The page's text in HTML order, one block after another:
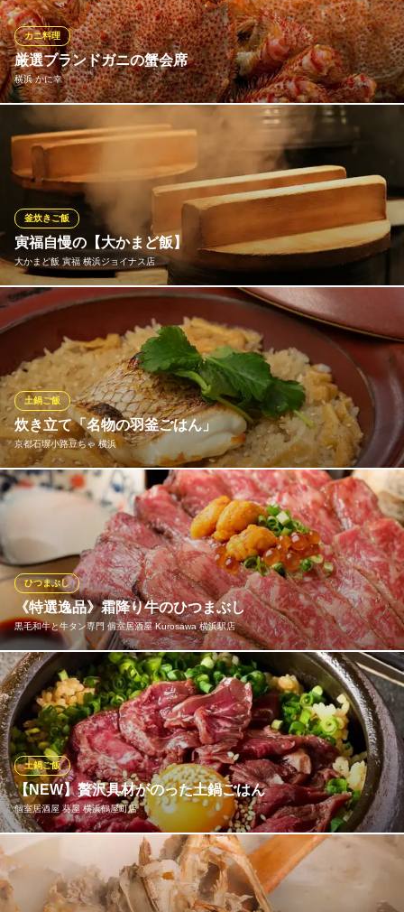
甘くて美味です。 網焼きタラバ(１人前) 4620円(税込）
せんざん 横浜東口三井ビル店
個室宴会・海鮮・かに
ＪＲ横浜駅 徒歩3分
神奈川県横浜市西区高島1-1-2
厳選ブランドガニの蟹会席
横浜 かに幸
カニ料理
厳しい規定をクリアした厳選ブランドガニの蟹会席 独自の厳しい
規定をクリアし水揚げされたブランドガニをその場で調理し提供
いたします。 身が締まった蟹をその場で調理された「かに幸」の
活蟹会席をお楽しみください。
横浜 かに幸
蟹料理専門店
ＪＲ横浜駅 徒歩4分
神奈川県横浜市西区南幸2-6-2 ルミノス横浜ビルB1
寅福自慢の【大かまど飯】
大かまど飯 寅福 横浜ジョイナス店
釜炊きご飯
山間部に流れる豊かな清水。火山灰の堆積のない滋養に富んだ
土。高温多湿で昼夜の気温差が激しい気候。1年を通じ丹精込め稲
に愛情を注ぐ人。美味しいお米を育てる条件を揃えた新潟県長岡
の厳選米。契約店より届く毎日精米仕立の寅福オリジナル米。ほ
んのりと甘く、ふっくらとした柔らかさと上質な粘りをご賞味下
さい。
大かまど飯 寅福 横浜ジョイナス店
和食と日本酒ダイニング
ＪＲ横浜駅西口 徒歩1分
神奈川県横浜市西区南幸1-5-1 相鉄ジョイナスB2
炊き立て「名物の羽釜ごはん」
京都石塀小路豆ちゃ 横浜
土鍋ご飯
名物の羽釜ごはんはご注文いただいてから30～40分ほどかけてじ
っくり炊き上げます。 定番の鯛と三つ葉の羽釜ごはんやそのとき
のおいしい食材を使用した季節羽釜までご用意しています。
京都石塀小路豆ちゃ 横浜
和食 お祝い 二次会
ＪＲ横浜駅東口 徒歩1分
神奈川県横浜市西区高島2-16-1 ルミネ横浜店7F
《特選逸品》霜降り牛のひつまぶし
黒毛和牛と牛タン専門 個室居酒屋 Kurosawa 横浜駅店
ひつまぶし
選び抜かれた特上牛を贅沢に使い、ひつまぶし仕立てでご提供！
とろける肉の旨みと香ばしいタレが、ご飯一粒ひと粒に染み渡り
ます。味の移ろいを愉しみながら、上品な余韻を。一度食べれば
忘れられない、贅の極みの逸品です♪
黒毛和牛と牛タン専門 個室居酒屋 Kurosawa 横浜駅店
黒毛和牛&銀座牛タン
ＪＲ横浜駅 徒歩4分
神奈川県横浜市神奈川区鶴屋町2-23-8 ポルト横浜鶴屋町 6F
【NEW】贅沢具材がのった土鍋ごはん
個室居酒屋 葵屋 横浜鶴屋町店
土鍋ご飯
肉ゆっけや定番の鮭いくらなど絶対食べてほしい逸品です♪ふっく
らとやわらかいお米の甘みを楽しめる土鍋ご飯が新登場！贅沢具
材をのせた土鍋ご飯を種類豊富にご用意しております◎肉ゆっけ